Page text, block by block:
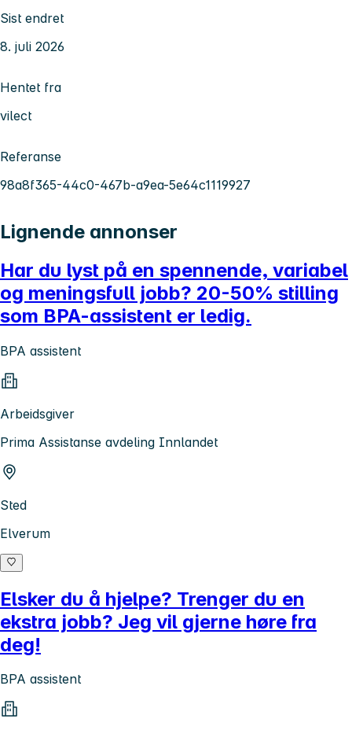
Sist endret
8. juli 2026
Hentet fra
vilect
Referanse
98a8f365-44c0-467b-a9ea-5e64c1119927
Lignende annonser
Har du lyst på en spennende, variabel
og meningsfull jobb? 20-50% stilling
som BPA-assistent er ledig.
BPA assistent
Arbeidsgiver
Prima Assistanse avdeling Innlandet
Sted
Elverum
Elsker du å hjelpe? Trenger du en
ekstra jobb? Jeg vil gjerne høre fra
deg!
BPA assistent